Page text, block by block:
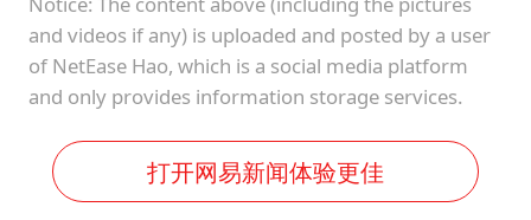
and videos if any) is uploaded and posted by a user
of NetEase Hao, which is a social media platform
and only provides information storage services.
打开网易新闻体验更佳